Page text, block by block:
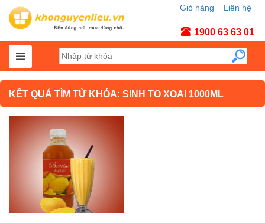
Liên hệ
Giỏ hàng
1900 63 63 01
KẾT QUẢ TÌM TỪ KHÓA: SINH TO XOAI 1000ML